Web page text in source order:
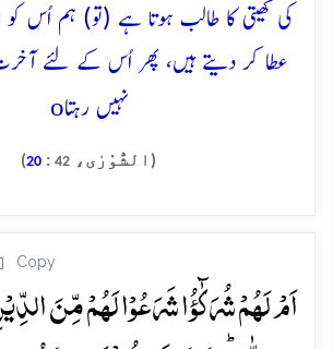
کی کھیتی کا طالب ہوتا ہے (تو) ہم اُس
عطا کر دیتے ہیں، پھر اُس کے لئے
نہیں رہتاo
(الشُّوْرٰی، 42
:
20
)
Copy
اَمۡ لَہُمۡ شُرَکٰٓؤُا شَرَعُوۡا لَہُمۡ مِّنَ